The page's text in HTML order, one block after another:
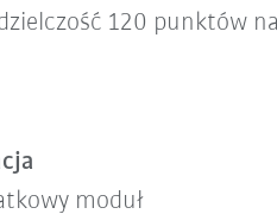
120 punktów
moduł